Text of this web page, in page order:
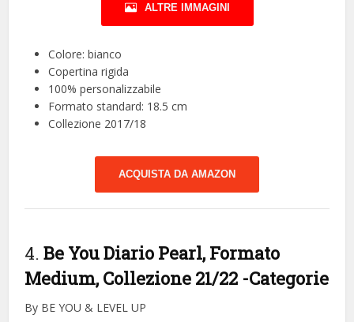
ALTRE IMMAGINI
Colore: bianco
Copertina rigida
100% personalizzabile
Formato standard: 18.5 cm
Collezione 2017/18
ACQUISTA DA AMAZON
4.Be You Diario Pearl, Formato
Medium, Collezione 21/22 -Categorie
By BE YOU & LEVEL UP